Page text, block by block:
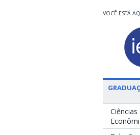
Ciências